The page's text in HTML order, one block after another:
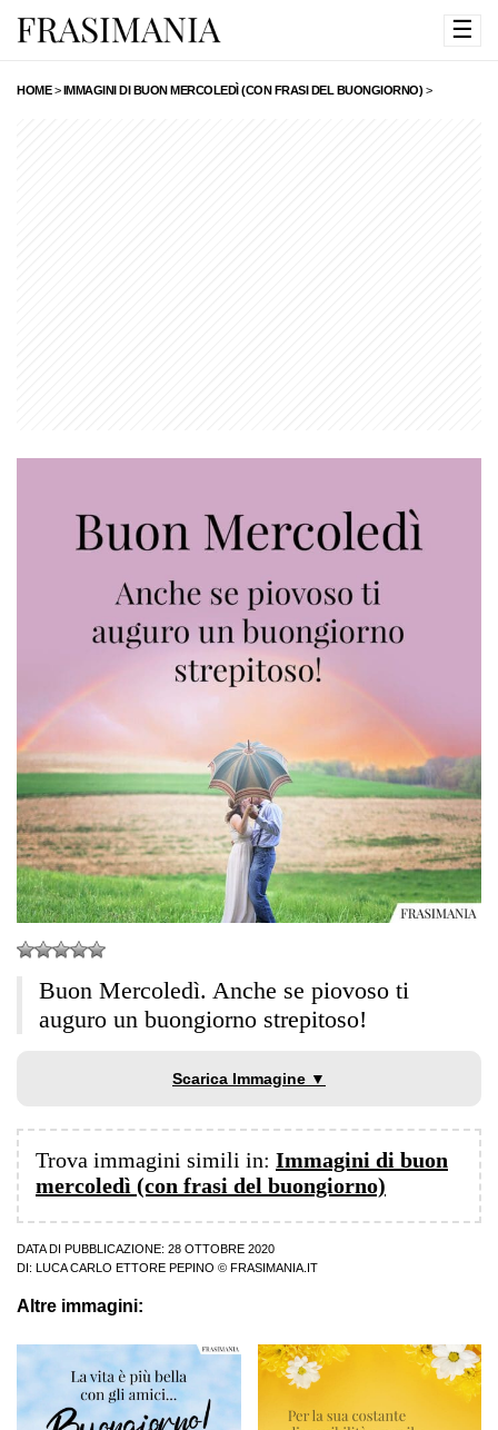
☰
HOME>IMMAGINI DI BUON MERCOLEDÌ (CON FRASI DEL BUONGIORNO) >
Buon Mercoledì. Anche se piovoso ti
auguro un buongiorno strepitoso!
Scarica Immagine ▼
Trova immagini simili in: Immagini di buon
mercoledì (con frasi del buongiorno)
DATA DI PUBBLICAZIONE: 28 OTTOBRE 2020
DI:
LUCA CARLO ETTORE PEPINO © FRASIMANIA.IT
Altre immagini: